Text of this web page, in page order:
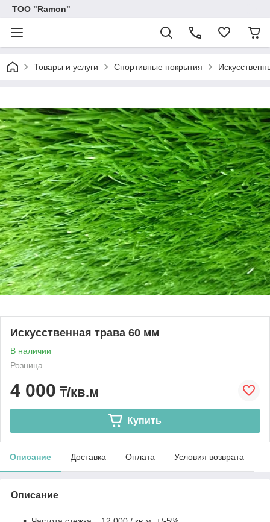
ТОО "Ramon"
Товары и услуги Спортивные покрытия
Искусственная трава 60 мм
В наличии
Розница
4 000 ₸/кв.м
Купить
Описание Доставка Оплата Условия возврата
Описание